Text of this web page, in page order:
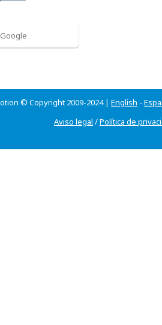
© Copyright 2009-2024 | English -
Aviso legal /Política de